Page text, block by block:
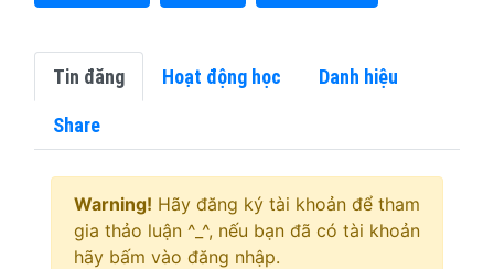
Tin đăng Hoạt động học Danh hiệu
Share
Warning! Hãy đăng ký tài khoản để tham
gia thảo luận ^_^, nếu bạn đã có tài khoản
hãy bấm vào đăng nhập.